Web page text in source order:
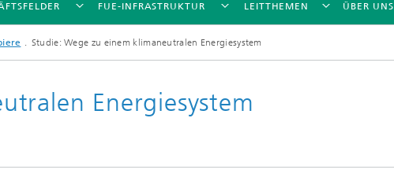
FUE-INFRASTRUKTUR
TestLab PV Modules
LEITTHEMEN ÜBER UNS
Studie: Wege zu einem klimaneutralen Energiesystem
Energiesystem